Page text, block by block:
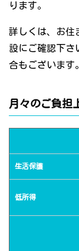
ります。
詳しくは、お住
設にご確認下
合もございます。
月々のご負担
生活保護
低所得